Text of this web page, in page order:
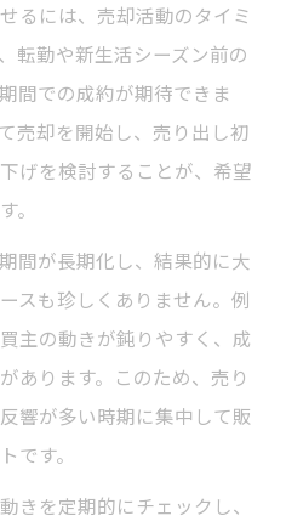
るには、売却活動のタイミ
転勤や新生活シーズン前の
間での成約が期待できま
売却を開始し、売り出し初
げを検討することが、希望
。
間が長期化し、結果的に大
スも珍しくありません。例
主の動きが鈍りやすく、成
あります。このため、売り
響が多い時期に集中して販
です。
きを定期的にチェックし、